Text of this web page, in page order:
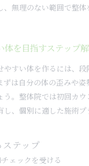
、無理のない範囲で整
体を目指すステップ
やすい体を作るには、段
ずは自分の体の歪みや姿
う。整体院では初回カ
し、個別に適した施術プ
テップ
ェックを受ける